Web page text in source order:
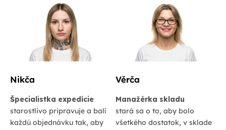
Nikča
Špecialistka expedície
starostlivo pripravuje a balí
každú objednávku tak, aby
Věrča
Manažérka skladu
stará sa o to, aby bolo
všetkého dostatok, v sklade